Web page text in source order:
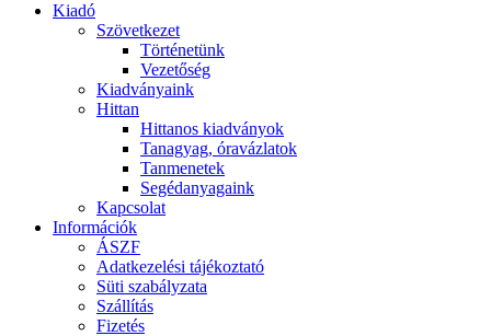
Kiadó
Szövetkezet
Történetünk
Vezetőség
Kiadványaink
Hittan
Hittanos kiadványok
Tanagyag, óravázlatok
Tanmenetek
Segédanyagaink
Kapcsolat
Információk
ÁSZF
Adatkezelési tájékoztató
Süti szabályzata
Szállítás
Fizetés